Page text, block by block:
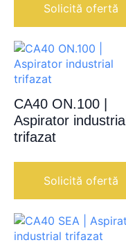
Solicită ofertă
CA40 ON.100 |
Aspirator industrial
trifazat
Solicită ofertă